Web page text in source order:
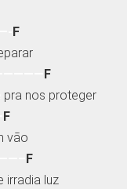
F
F
nos proteger
F
vão
F
irradia luz